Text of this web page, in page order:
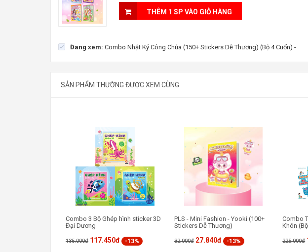
THÊM 1 SP VÀO GIỎ HÀNG
Đang xem: Combo Nhật Ký Công Chúa (150+ Stickers Dễ Thương) (Bộ 4 Cuốn) -
SẢN PHẨM THƯỜNG ĐƯỢC XEM CÙNG
Combo 3 Bộ Ghép hình sticker 3D
Đại Dương
135.000đ 117.450đ -13%
PLS - Mini Fashion - Yooki (100+
Stickers Dễ Thương)
32.000đ 27.840đ -13%
Combo
Khôn
225.000đ